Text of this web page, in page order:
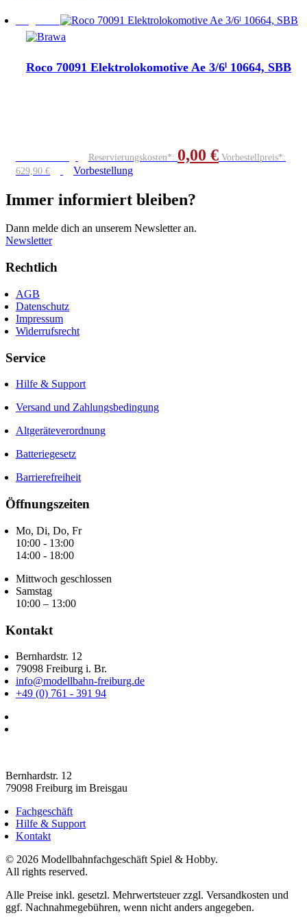
Roco 70091 Elektrolokomotive Ae 3/6ˡ 10664, SBB
Reservierungskosten*: 0,00 € Vorbestellpreis*:
629,90 € Vorbestellung
Immer informiert bleiben?
Dann melde dich an unserem Newsletter an.
Newsletter
Rechtlich
AGB
Datenschutz
Impressum
Widerrufsrecht
Service
Hilfe & Support
Versand und Zahlungsbedingung
Altgeräteverordnung
Batteriegesetz
Barrierefreiheit
Öffnungszeiten
Mo, Di, Do, Fr
10:00 - 13:00
14:00 - 18:00
Mittwoch geschlossen
Samstag
10:00 – 13:00
Kontakt
Bernhardstr. 12
79098 Freiburg i. Br.
info@modellbahn-freiburg.de
+49 (0) 761 - 391 94
Bernhardstr. 12
79098 Freiburg im Breisgau
Fachgeschäft
Hilfe & Support
Kontakt
© 2026 Modellbahnfachgeschäft Spiel & Hobby.
All rights reserved.
Alle Preise inkl. gesetzl. Mehrwertsteuer zzgl. Versandkosten und
ggf. Nachnahmegebühren, wenn nicht anders angegeben.